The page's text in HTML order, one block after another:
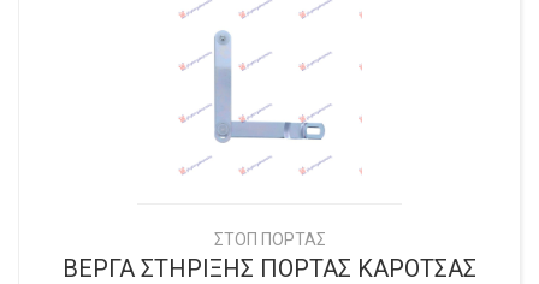
ΣΤΟΠ ΠΟΡΤΑΣ
ΒΕΡΓΑ ΣΤΗΡΙΞΗΣ ΠΟΡΤΑΣ ΚΑΡΟΤΣΑΣ